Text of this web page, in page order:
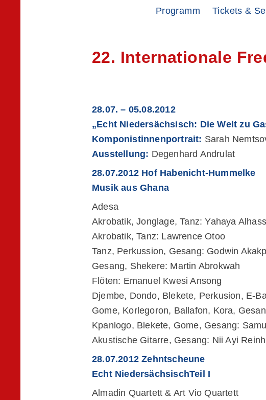
Programm Tickets &
22. Internationale
28.07. – 05.08.2012
„Echt Niedersächsisch: Die Welt zu
Komponistinnenportrait: Sarah
Ausstellung: Degenhard Andrulat
28.07.2012 Hof Habenicht-Hummelke
Musik aus Ghana
Adesa
Akrobatik, Jonglage, Tanz: Yahaya
Akrobatik, Tanz: Lawrence Otoo
Tanz, Perkussion, Gesang: Godwin
Gesang, Shekere: Martin Abrokwah
Flöten: Emanuel Kwesi Ansong
Djembe, Dondo, Blekete, Perkusion, E-
Gome, Korlegoron, Ballafon, Kora,
Kpanlogo, Blekete, Gome, Gesang:
Akustische Gitarre, Gesang: Nii Ayi
28.07.2012 Zehntscheune
Echt NiedersächsischTeil I
Almadin Quartett & Art Vio Quartett